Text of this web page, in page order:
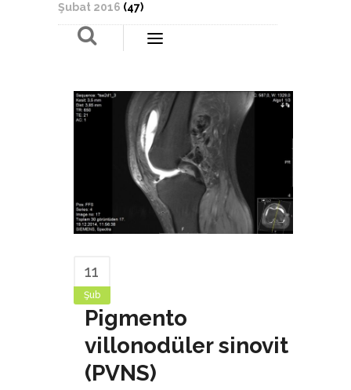
Şubat 2016 (47)
11
Şub
Pigmento
villonodüler sinovit
(PVNS)